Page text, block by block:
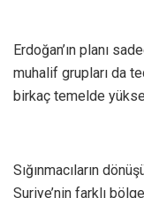
Erdoğan’ın planı
muhalif grupları da
birkaç temelde
Sığınmacıların
Suriye’nin farklı